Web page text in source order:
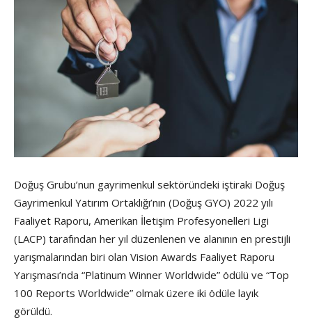
Doğuş Grubu’nun gayrimenkul sektöründeki iştiraki Doğuş
Gayrimenkul Yatırım Ortaklığı’nın (Doğuş GYO) 2022 yılı
Faaliyet Raporu, Amerikan İletişim Profesyonelleri Ligi
(LACP) tarafından her yıl düzenlenen ve alanının en prestijli
yarışmalarından biri olan Vision Awards Faaliyet Raporu
Yarışması’nda “Platinum Winner Worldwide” ödülü ve “Top
100 Reports Worldwide” olmak üzere iki ödüle layık
görüldü.